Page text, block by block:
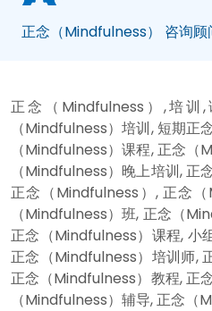
正念（Mindfulness） 咨询顾
正念（Mindfulness）,培训
（Mindfulness）培训, 短期
（Mindfulness）课程, 正念
（Mindfulness）晚上培训, 正
正念（Mindfulness）, 正念
（Mindfulness）班, 正念（
正念（Mindfulness）课程, 小
正念（Mindfulness）培训师,
正念（Mindfulness）教程, 正
（Mindfulness）辅导, 正念（